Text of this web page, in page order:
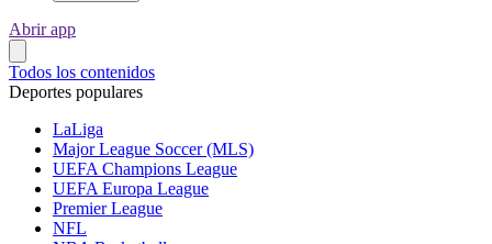
Abrir app
Todos los contenidos
Deportes populares
LaLiga
Major League Soccer (MLS)
UEFA Champions League
UEFA Europa League
Premier League
NFL